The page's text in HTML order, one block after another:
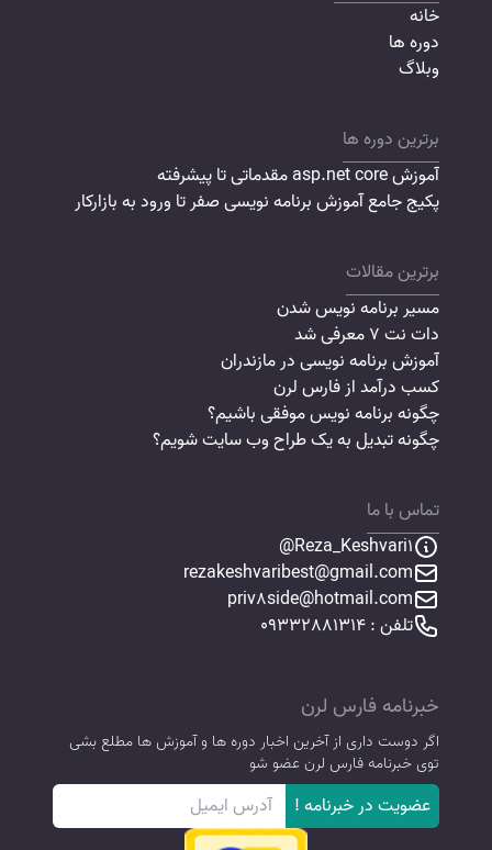
خانه
دوره ها
وبلاگ
برترین دوره ها
آموزش asp.net core مقدماتی تا پیشرفته
پکیج جامع آموزش برنامه نویسی صفر تا ورود به بازارکار
برترین مقالات
مسیر برنامه نویس شدن
دات نت 7 معرفی شد
آموزش برنامه نویسی در مازندران
کسب درآمد از فارس لرن
چگونه برنامه نویس موفقی باشیم؟
چگونه تبدیل به یک طراح وب سایت شویم؟
تماس با ما
Reza_Keshvari1@
rezakeshvaribest@gmail.com
priv8side@hotmail.com
تلفن : 09332881314
خبرنامه فارس لرن
اگر دوست داری از آخرین اخبار دوره ها و آموزش ها مطلع بشی
توی خبرنامه فارس لرن عضو شو
عضویت در خبرنامه !